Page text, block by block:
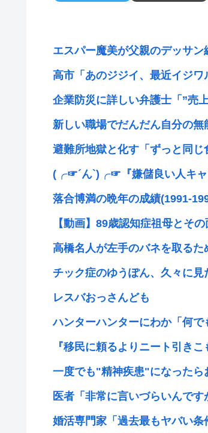
エスパー魔美が父親のデッサ
高市「あのジジイ、最近イジ
企業防災に詳しい弁護士「”売
新しい職場でだんだん自分の
避難所地獄と化す「ずっと同
(╭☞´ん`)╭☞『嫌儲良い人キャ
落合博満の晩年の成績(1991-
【動画】89歳認知症祖母とそ
高橋名人が左手のバネを取るた
チック症のゆうぽん、久々に
レスバおっさんども
ハンターハンターにわか「何
『移民に頼るよりニート引き
一度でも"精神疾患"になったら
医者「非常に言いづらいんで
婚活専門家「過去最もヤバい